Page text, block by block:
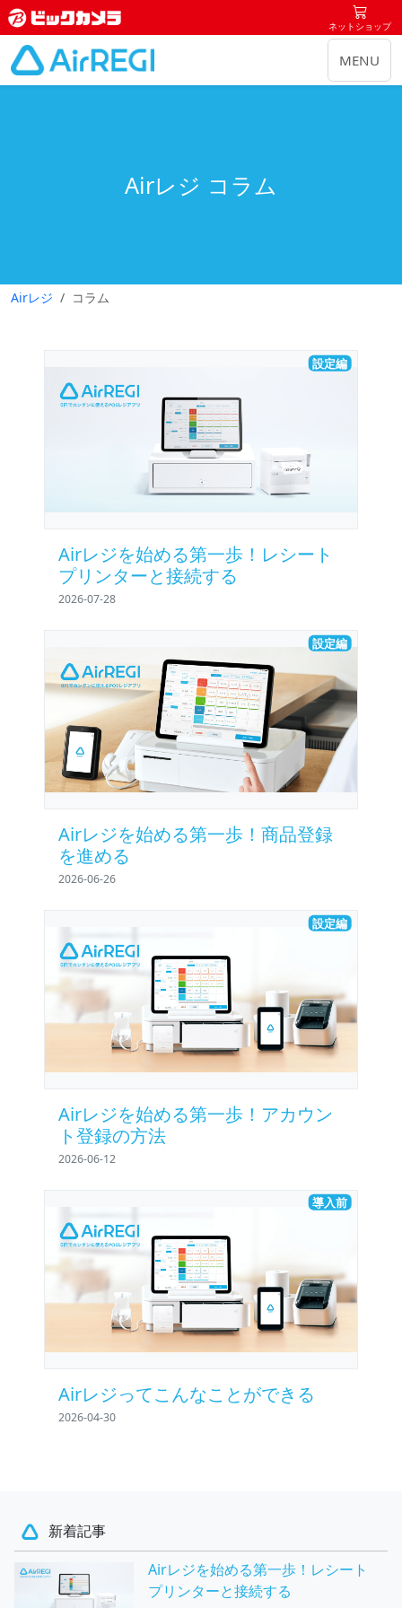
ネットショップ
MENU
Airレジ コラム
Airレジ コラム
設定編
Airレジを始める第一歩！レシート
プリンターと接続する
2026-07-28
設定編
Airレジを始める第一歩！商品登録
を進める
2026-06-26
設定編
Airレジを始める第一歩！アカウン
ト登録の方法
2026-06-12
導入前
Airレジってこんなことができる
2026-04-30
新着記事
Airレジを始める第一歩！レシート
プリンターと接続する